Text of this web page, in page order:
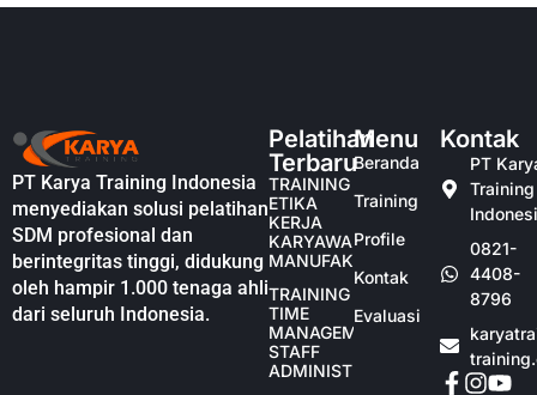
PT Karya Training Indonesia
menyediakan solusi pelatihan
SDM profesional dan
berintegritas tinggi, didukung
oleh hampir 1.000 tenaga ahli
dari seluruh Indonesia.
Pelatihan
Terbaru
TRAINING
ETIKA
KERJA
KARYAWAN
MANUFAKTUR
TRAINING
TIME
MANAGEMENT
STAFF
ADMINISTRASI
Menu
Beranda
Training
Profile
Kontak
Evaluasi
Kontak
PT
Training
0821-
4408-
8796